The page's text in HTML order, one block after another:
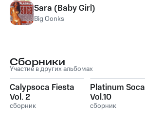
Sara (Baby Girl)
Big Oonks
Сборники
Участие в других альбомах
Calypsoca Fiesta
Vol. 2
сборник
Platinum Soca
Vol.10
сборник